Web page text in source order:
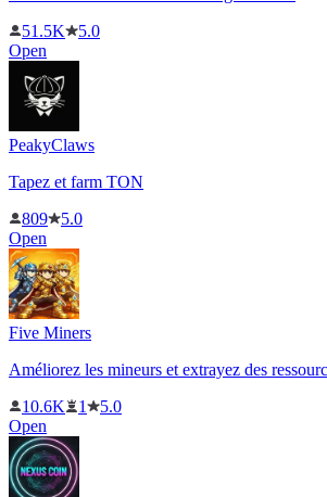
51.5K
5.0
Open
PeakyClaws
Tapez et farm TON
809
5.0
Open
Five Miners
Améliorez les mineurs et extrayez des
10.6K
1
5.0
Open